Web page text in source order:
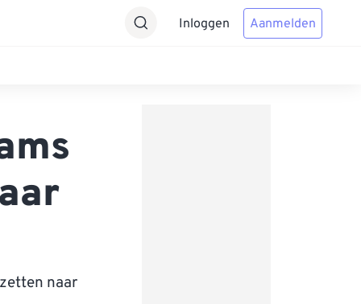
Inloggen Aanmelden
naar